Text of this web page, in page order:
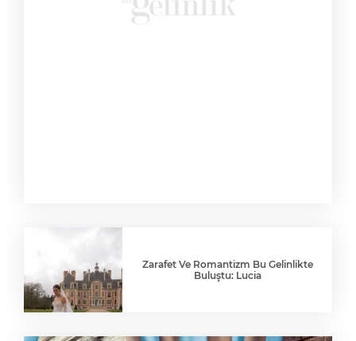
Zarafet Ve Romantizm Bu Gelinlikte
Buluştu: Lucia